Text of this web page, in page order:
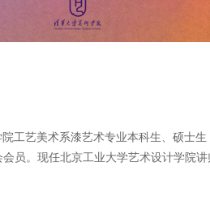
工艺美术系漆艺术专业本科生、硕士
员。现任北京工业大学艺术设计学院